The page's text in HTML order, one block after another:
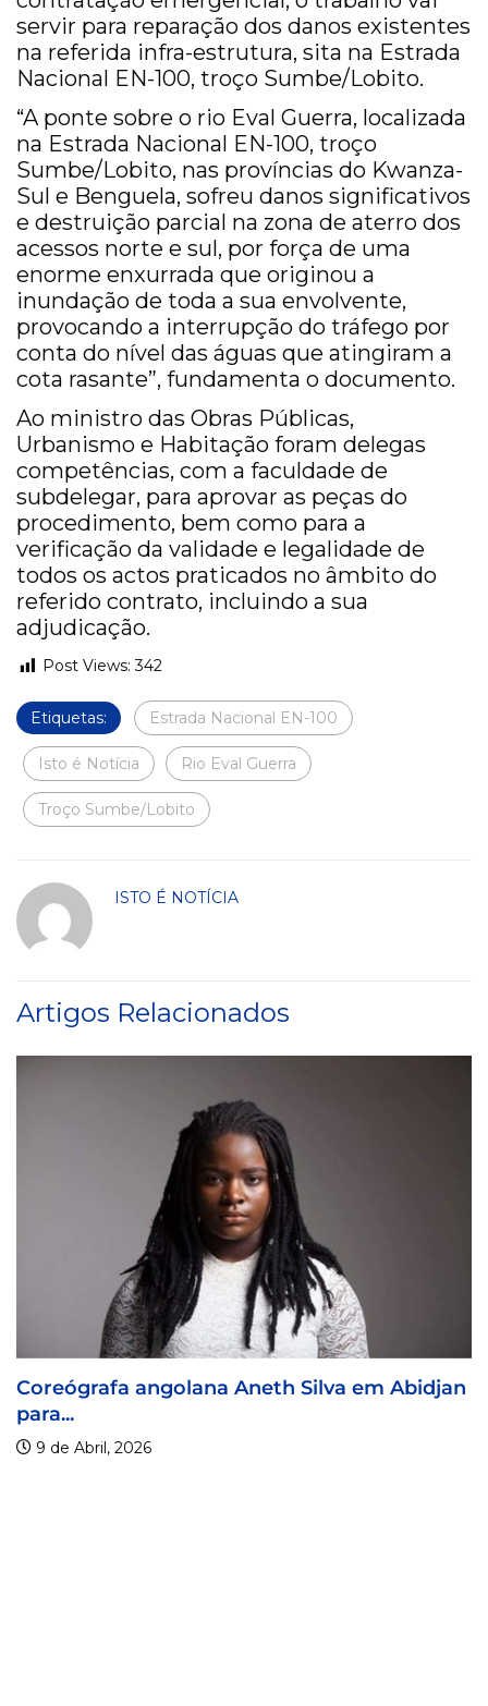
servir para reparação dos danos existentes
na referida infra-estrutura, sita na Estrada
Nacional EN-100, troço Sumbe/Lobito.
“A ponte sobre o rio Eval Guerra, localizada
na Estrada Nacional EN-100, troço
Sumbe/Lobito, nas províncias do Kwanza-
Sul e Benguela, sofreu danos significativos
e destruição parcial na zona de aterro dos
acessos norte e sul, por força de uma
enorme enxurrada que originou a
inundação de toda a sua envolvente,
provocando a interrupção do tráfego por
conta do nível das águas que atingiram a
cota rasante”, fundamenta o documento.
Ao ministro das Obras Públicas,
Urbanismo e Habitação foram delegas
competências, com a faculdade de
subdelegar, para aprovar as peças do
procedimento, bem como para a
verificação da validade e legalidade de
todos os actos praticados no âmbito do
referido contrato, incluindo a sua
adjudicação.
Post Views: 342
Etiquetas: Estrada Nacional EN-100
Isto é Notícia Rio Eval Guerra
Troço Sumbe/Lobito
ISTO É NOTÍCIA
Artigos Relacionados
Aneth Silva em Abidjan Visa For